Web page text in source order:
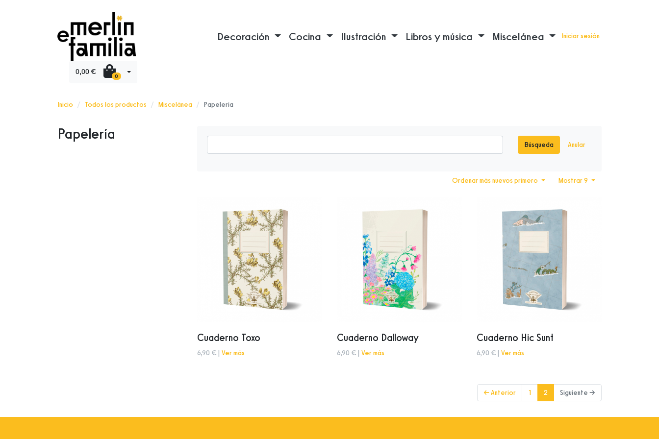
Decoración Cocina Ilustración Libros y música Miscelánea Iniciar sesión
0,00 € 0
Inicio Todos los productos Miscelánea Papelería
Papelería
Búsqueda Anular
Mostrar 9
Ordenar más nuevos primero
Cuaderno Toxo
6,90 € | Ver más
Cuaderno Dalloway
6,90 € | Ver más
Cuaderno Hic Sunt
6,90 € | Ver más
← Anterior 1 2(current)
Siguiente →